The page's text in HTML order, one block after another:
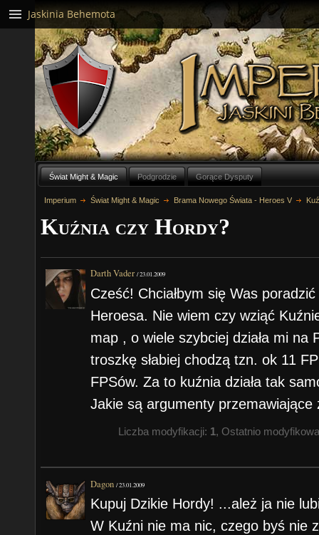
Świat Might & Magic Podgrodzie Gorące Dysputy
Imperium Świat Might & Magic Brama Nowego Świata - Heroes V
Kuźnia czy Hordy?
Darth Vader /23.01.2009
Cześć! Chciałbym się Was
Heroesa. Nie wiem czy wziąć
map , o wiele szybciej działa mi na
troszkę słabiej chodzą tzn. ok 11
FPSów. Za to kuźnia działa tak
Jakie są argumenty
Liczba modyfikacji: 1, Ostatnio
Dagon /23.01.2009
Kupuj Dzikie Hordy! ...ależ ja nie
W Kuźni nie ma nic, czego byś nie
Jaskinia Behemota